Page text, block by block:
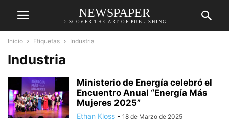
NEWSPAPER
DISCOVER THE ART OF PUBLISHING
Inicio Etiquetas Industria
Industria
Ministerio de Energía celebró el
Encuentro Anual “Energía Más
Mujeres 2025”
Ethan Kloss - 18 de Marzo de 2025